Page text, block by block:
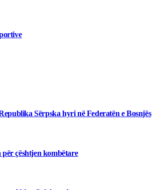
Sërpska hyri në Federatën e Bosnjës
çështjen kombëtare